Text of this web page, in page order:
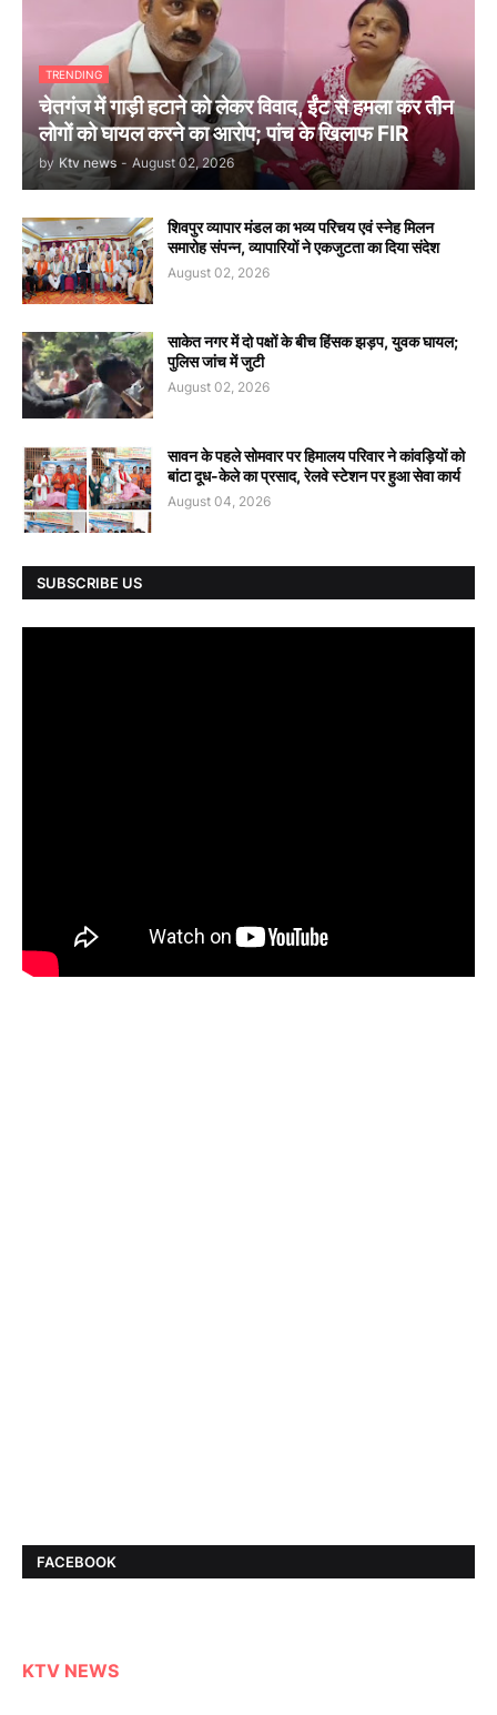
TRENDING
चेतगंज में गाड़ी हटाने को लेकर विवाद, ईंट से हमला कर तीन
लोगों को घायल करने का आरोप; पांच के खिलाफ FIR
by Ktv news - August 02, 2026
शिवपुर व्यापार मंडल का भव्य परिचय एवं स्नेह मिलन
समारोह संपन्न, व्यापारियों ने एकजुटता का दिया संदेश
August 02, 2026
साकेत नगर में दो पक्षों के बीच हिंसक झड़प, युवक घायल;
पुलिस जांच में जुटी
August 02, 2026
सावन के पहले सोमवार पर हिमालय परिवार ने कांवड़ियों को
बांटा दूध-केले का प्रसाद, रेलवे स्टेशन पर हुआ सेवा कार्य
August 04, 2026
SUBSCRIBE US
FACEBOOK
KTV NEWS